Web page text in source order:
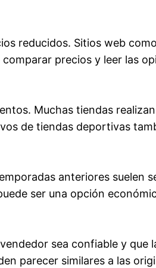
reducidos. Sitios web
precios y leer las
Muchas tiendas
de tiendas deportivas
anteriores suelen
ser una opción
sea confiable y que
parecer similares a las